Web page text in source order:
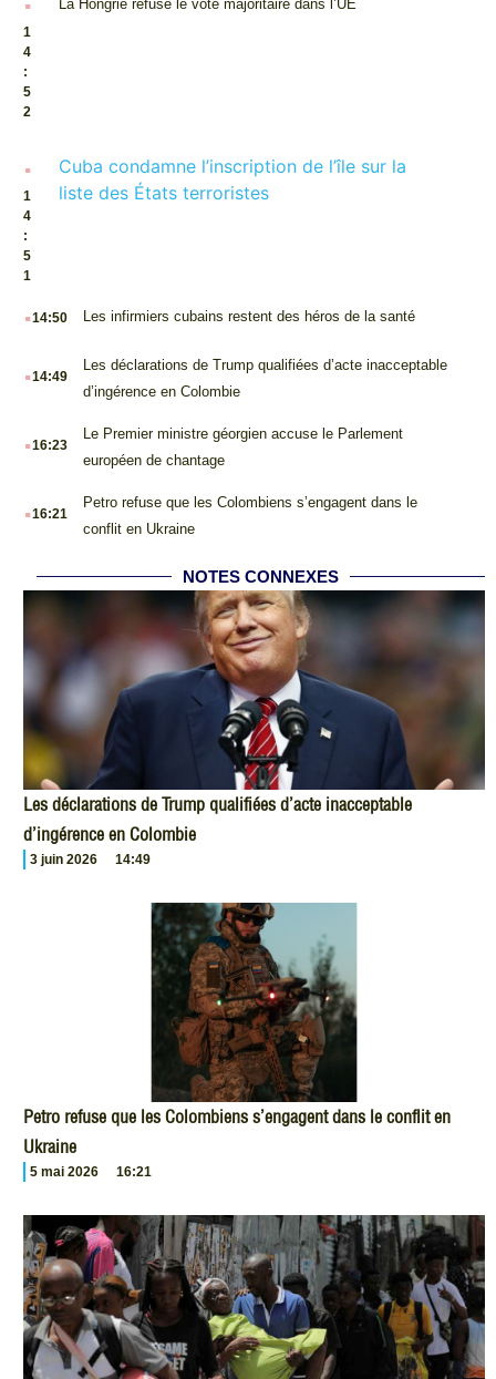
1
4
:
5
2
La Hongrie refuse le vote majoritaire dans l’UE
.
1
4
:
5
1
Cuba condamne l’inscription de l’île sur la
liste des États terroristes
.14:50 Les infirmiers cubains restent des héros de la santé
.14:49
Les déclarations de Trump qualifiées d’acte inacceptable
d’ingérence en Colombie
.16:23
Le Premier ministre géorgien accuse le Parlement
européen de chantage
.16:21
Petro refuse que les Colombiens s’engagent dans le
conflit en Ukraine
NOTES CONNEXES
Les déclarations de Trump qualifiées d’acte inacceptable
d’ingérence en Colombie
3 juin 2026 14:49
Petro refuse que les Colombiens s’engagent dans le conflit en
Ukraine
5 mai 2026 16:21